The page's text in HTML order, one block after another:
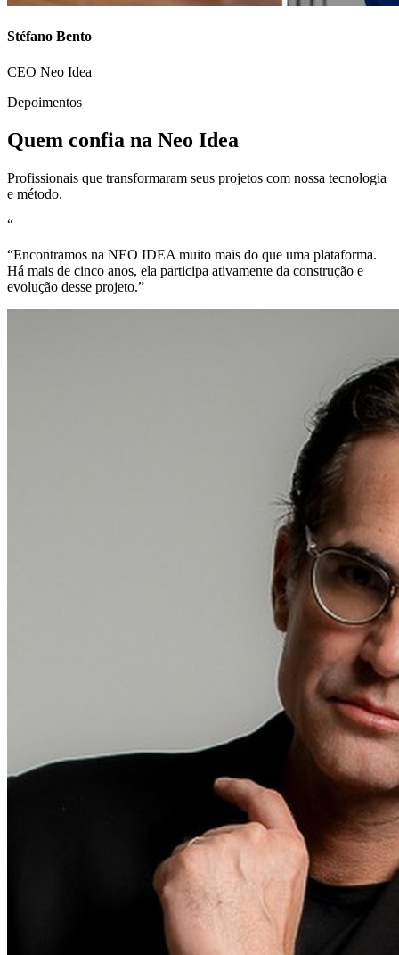
Stéfano Bento
CEO Neo Idea
Depoimentos
Quem confia na Neo Idea
Profissionais que transformaram seus projetos com nossa tecnologia
e método.
“
“Encontramos na NEO IDEA muito mais do que uma plataforma.
Há mais de cinco anos, ela participa ativamente da construção e
evolução desse projeto.”